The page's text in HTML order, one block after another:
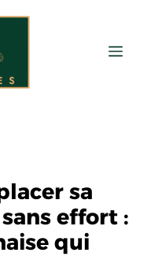
Menu
sa
effort :
qui